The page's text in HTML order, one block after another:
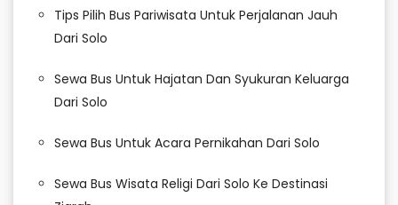
Tips Pilih Bus Pariwisata Untuk Perjalanan Jauh
Dari Solo
Sewa Bus Untuk Hajatan Dan Syukuran Keluarga
Dari Solo
Sewa Bus Untuk Acara Pernikahan Dari Solo
Sewa Bus Wisata Religi Dari Solo Ke Destinasi